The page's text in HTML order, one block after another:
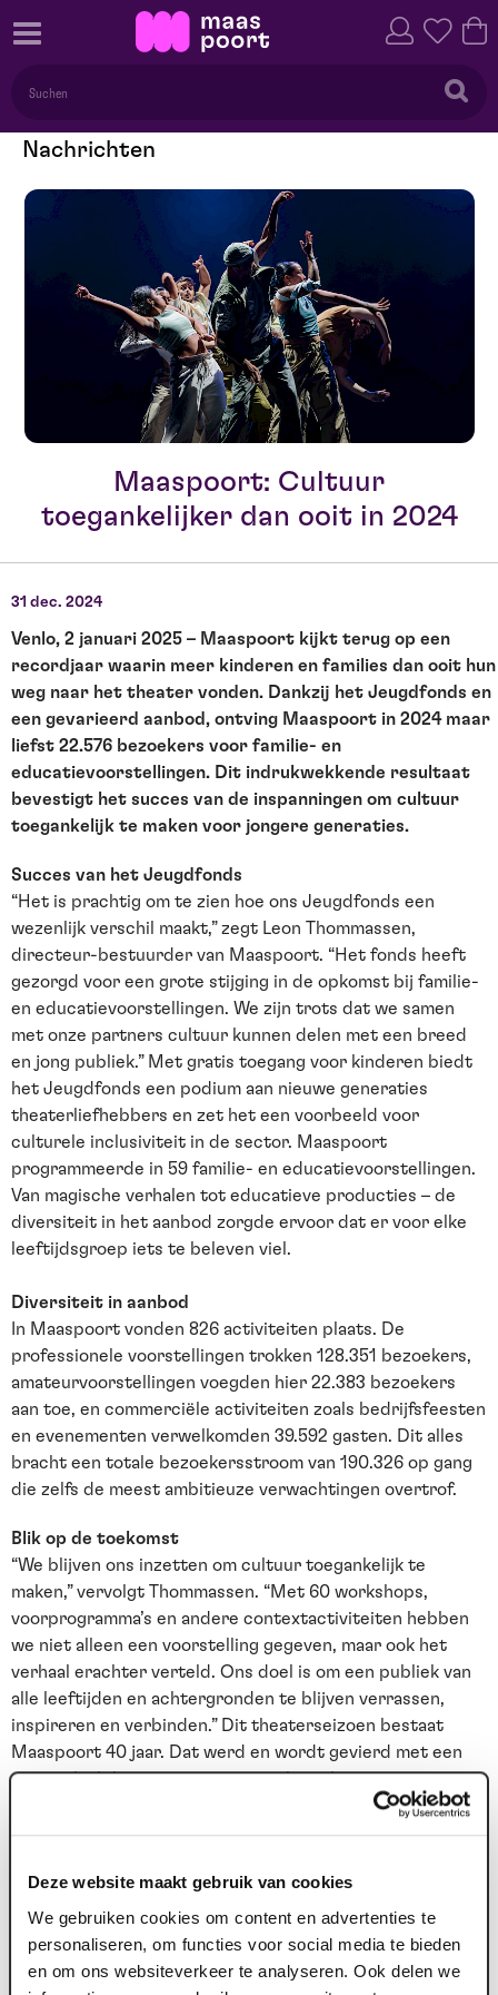
Deze website maakt gebruik van cookies
We gebruiken cookies om content en advertenties te
personaliseren, om functies voor social media te bieden
en om ons websiteverkeer te analyseren. Ook delen we
Nachrichten
Maaspoort: Cultuur
toegankelijker dan ooit in 2024
31 dec. 2024
Venlo, 2 januari 2025 – Maaspoort kijkt terug op een
recordjaar waarin meer kinderen en families dan ooit hun
weg naar het theater vonden. Dankzij het Jeugdfonds en
een gevarieerd aanbod, ontving Maaspoort in 2024 maar
liefst 22.576 bezoekers voor familie- en
educatievoorstellingen. Dit indrukwekkende resultaat
bevestigt het succes van de inspanningen om cultuur
toegankelijk te maken voor jongere generaties.
Succes van het Jeugdfonds
“Het is prachtig om te zien hoe ons Jeugdfonds een
wezenlijk verschil maakt,” zegt Leon Thommassen,
directeur-bestuurder van Maaspoort. “Het fonds heeft
gezorgd voor een grote stijging in de opkomst bij familie-
en educatievoorstellingen. We zijn trots dat we samen
met onze partners cultuur kunnen delen met een breed
en jong publiek.” Met gratis toegang voor kinderen biedt
het Jeugdfonds een podium aan nieuwe generaties
theaterliefhebbers en zet het een voorbeeld voor
culturele inclusiviteit in de sector. Maaspoort
programmeerde in 59 familie- en educatievoorstellingen.
Van magische verhalen tot educatieve producties – de
diversiteit in het aanbod zorgde ervoor dat er voor elke
leeftijdsgroep iets te beleven viel.
Diversiteit in aanbod
In Maaspoort vonden 826 activiteiten plaats. De
professionele voorstellingen trokken 128.351 bezoekers,
amateurvoorstellingen voegden hier 22.383 bezoekers
aan toe, en commerciële activiteiten zoals bedrijfsfeesten
en evenementen verwelkomden 39.592 gasten. Dit alles
bracht een totale bezoekersstroom van 190.326 op gang
die zelfs de meest ambitieuze verwachtingen overtrof.
Blik op de toekomst
“We blijven ons inzetten om cultuur toegankelijk te
maken,” vervolgt Thommassen. “Met 60 workshops,
voorprogramma’s en andere contextactiviteiten hebben
we niet alleen een voorstelling gegeven, maar ook het
verhaal erachter verteld. Ons doel is om een publiek van
alle leeftijden en achtergronden te blijven verrassen,
inspireren en verbinden.” Dit theaterseizoen bestaat
Maaspoort 40 jaar. Dat werd en wordt gevierd met een
speciaal jubileumprogramma met hoge kortingen.
Maaspoort bereikte in 2024 een totaal van 150.734
bezoekers voor voorstellingen, familie- en
Dit succes onderstreept de impact van een
toekomstgerichte aanpak waarin inclusiviteit en
toegankelijkheid centraal staan.